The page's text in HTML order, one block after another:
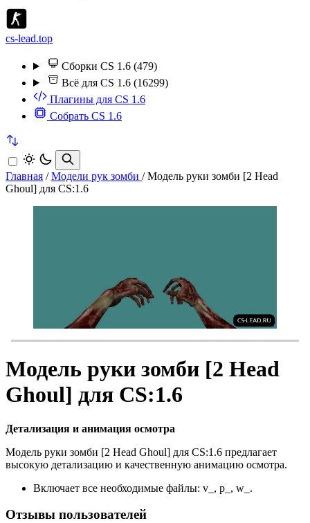
cs-lead.top
Сборки CS 1.6 (479)
Всё для CS 1.6 (16299)
Плагины для CS 1.6
Собрать CS 1.6
Главная / Модели рук зомби / Модель руки зомби [2 Head
Ghoul] для CS:1.6
Модель руки зомби [2 Head
Ghoul] для CS:1.6
Детализация и анимация осмотра
Модель руки зомби [2 Head Ghoul] для CS:1.6 предлагает
высокую детализацию и качественную анимацию осмотра.
Включает все необходимые файлы: v_, p_, w_.
Отзывы пользователей